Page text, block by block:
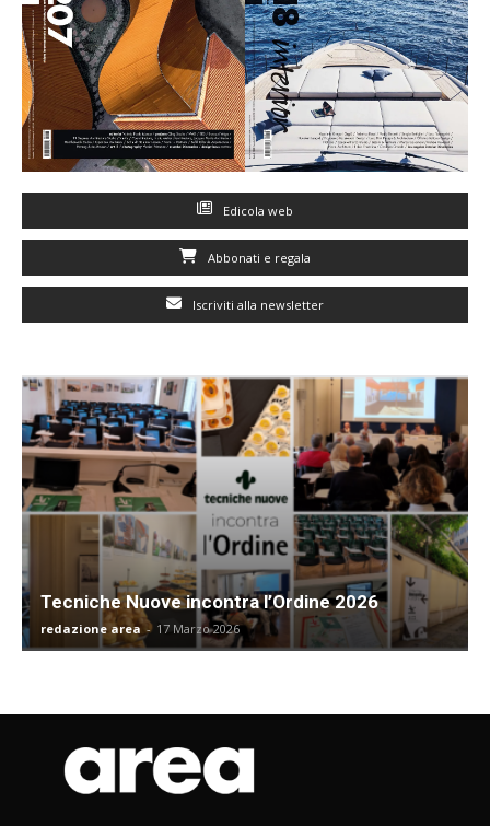
Edicola web
Abbonati e regala
Iscriviti alla newsletter
Tecniche Nuove incontra l’Ordine 2026
redazione area - 17 Marzo 2026